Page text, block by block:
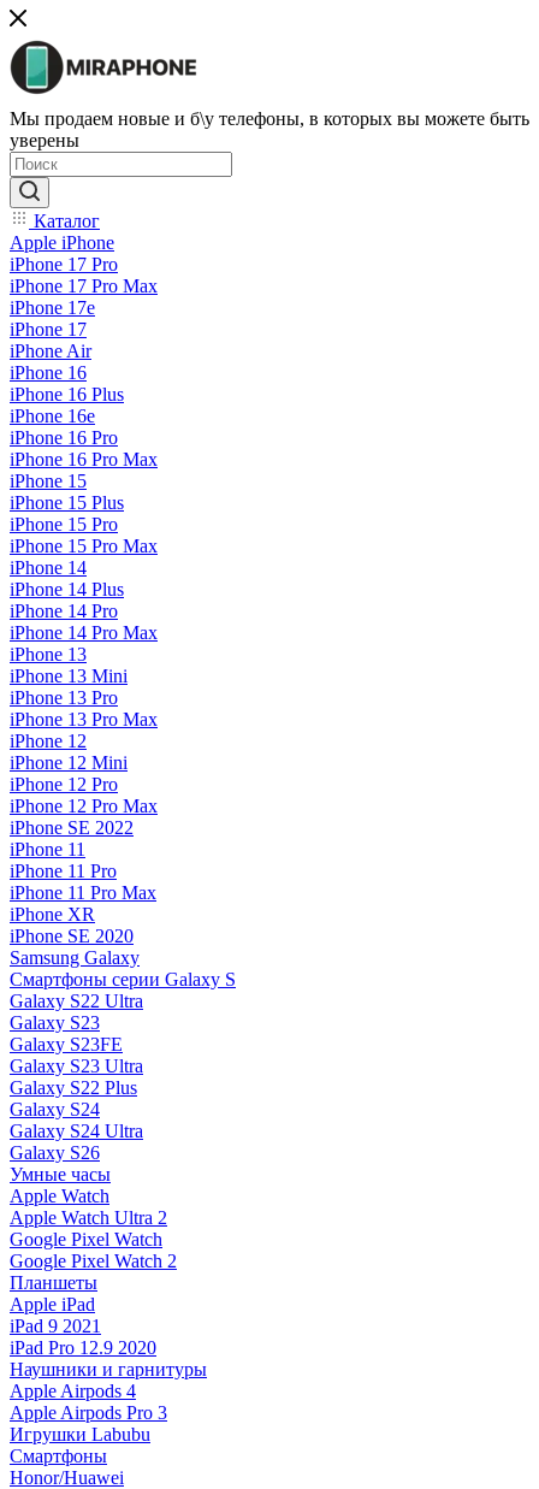
Мы продаем новые и б\у телефоны, в которых вы можете быть
уверены
Каталог
Apple iPhone
iPhone 17 Pro
iPhone 17 Pro Max
iPhone 17e
iPhone 17
iPhone Air
iPhone 16
iPhone 16 Plus
iPhone 16e
iPhone 16 Pro
iPhone 16 Pro Max
iPhone 15
iPhone 15 Plus
iPhone 15 Pro
iPhone 15 Pro Max
iPhone 14
iPhone 14 Plus
iPhone 14 Pro
iPhone 14 Pro Max
iPhone 13
iPhone 13 Mini
iPhone 13 Pro
iPhone 13 Pro Max
iPhone 12
iPhone 12 Mini
iPhone 12 Pro
iPhone 12 Pro Max
iPhone SE 2022
iPhone 11
iPhone 11 Pro
iPhone 11 Pro Max
iPhone XR
iPhone SE 2020
Samsung Galaxy
Смартфоны серии Galaxy S
Galaxy S22 Ultra
Galaxy S23
Galaxy S23FE
Galaxy S23 Ultra
Galaxy S22 Plus
Galaxy S24
Galaxy S24 Ultra
Galaxy S26
Умные часы
Apple Watch
Apple Watch Ultra 2
Google Pixel Watch
Google Pixel Watch 2
Планшеты
Apple iPad
iPad 9 2021
iPad Pro 12.9 2020
Наушники и гарнитуры
Apple Airpods 4
Apple Airpods Pro 3
Игрушки Labubu
Смартфоны
Honor/Huawei